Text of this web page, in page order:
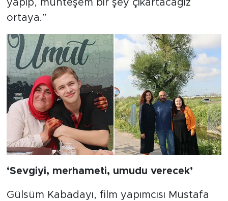
yapıp, muhteşem bir şey çıkartacağız
ortaya.”
‘Sevgiyi, merhameti, umudu verecek’
Gülsüm Kabadayı, film yapımcısı Mustafa